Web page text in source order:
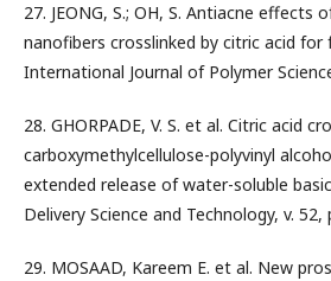
27. JEONG, S.; OH, S. Antiacne effects
nanofibers crosslinked by citric acid for
International Journal of Polymer
28. GHORPADE, V. S. et al. Citric acid
carboxymethylcellulose-polyvinyl
extended release of water-soluble
Delivery Science and Technology, v. 52,
29. MOSAAD, Kareem E. et al. New